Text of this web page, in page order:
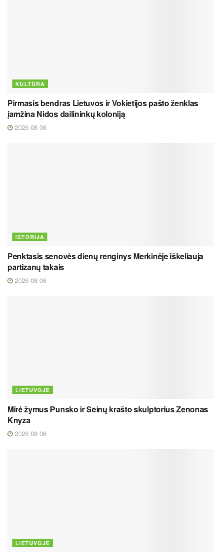
KULTŪRA
Pirmasis bendras Lietuvos ir Vokietijos pašto ženklas
įamžina Nidos dailininkų koloniją
2026 08 06
ISTORIJA
Penktasis senovės dienų renginys Merkinėje iškeliauja
partizanų takais
2026 08 06
LIETUVOJE
Mirė žymus Punsko ir Seinų krašto skulptorius Zenonas
Knyza
2026 08 06
LIETUVOJE